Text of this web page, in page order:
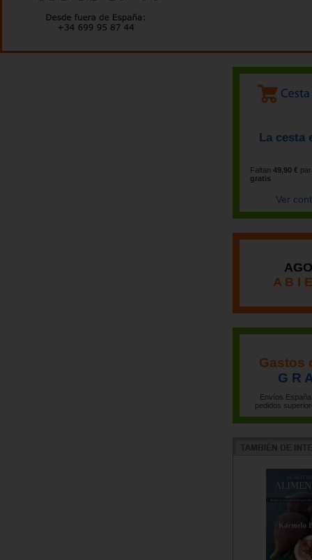
La cesta
Faltan 49,90 €
gratis
Ver
A B I
Gastos
G R
Envíos
pedidos